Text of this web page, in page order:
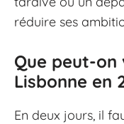
réduire ses
Que peut-
Lisbonne en
En deux jours, il